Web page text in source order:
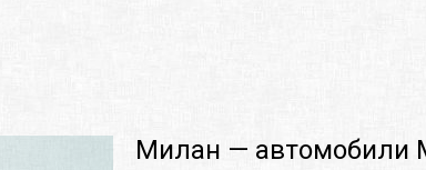
Милан — автомобили